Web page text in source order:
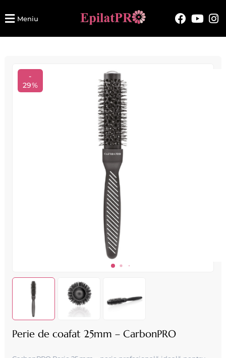
Meniu
-
29%
Perie de coafat 25mm – CarbonPRO